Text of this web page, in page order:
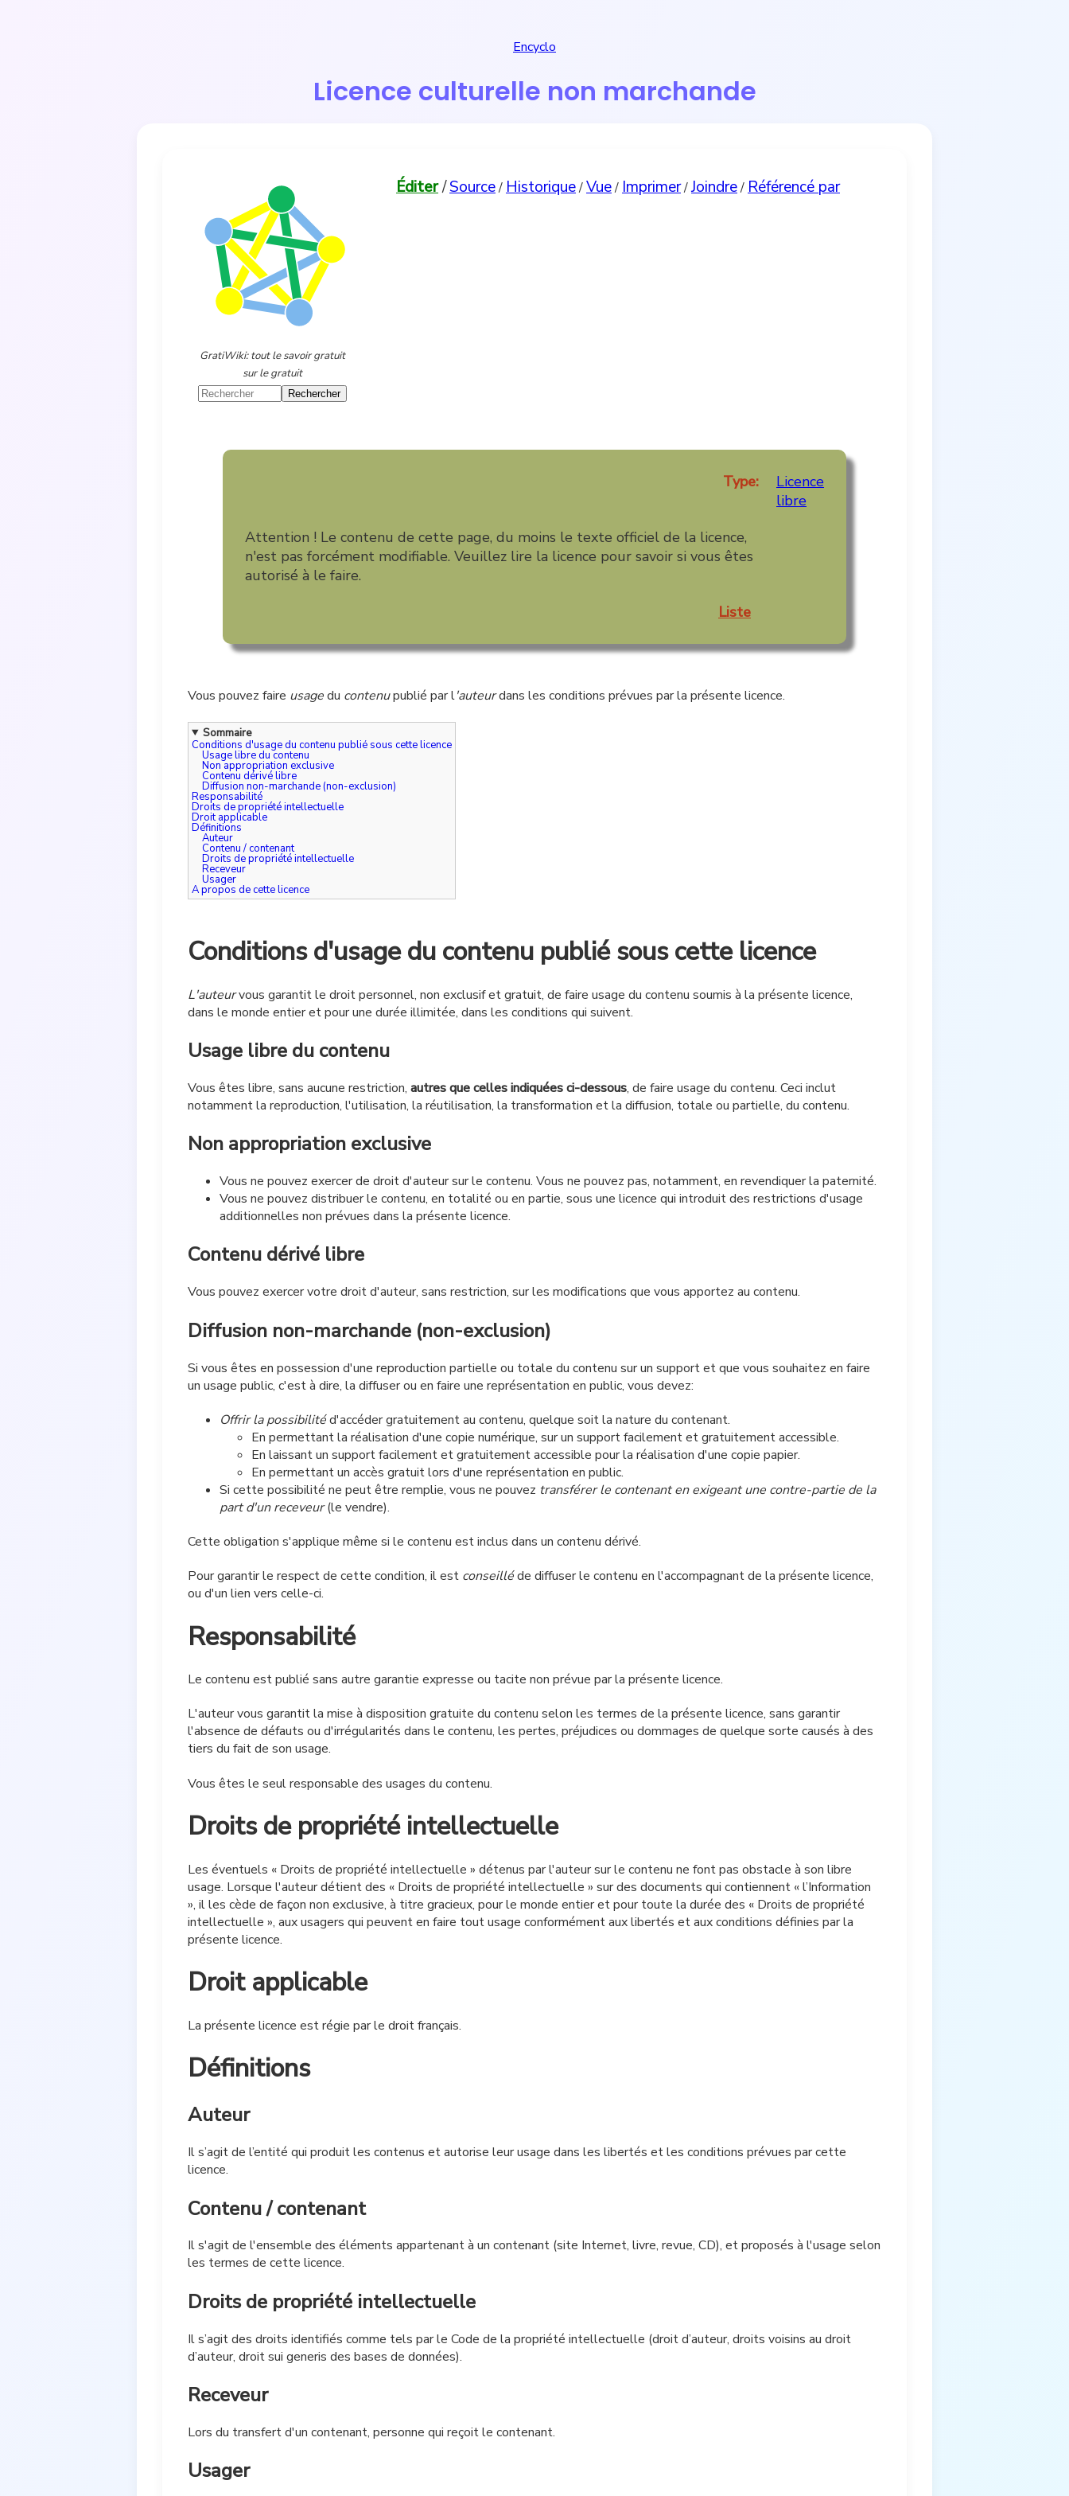
Encyclo
Licence culturelle non marchande
GratiWiki: tout le savoir gratuit
sur le gratuit
Éditer/Source/Historique/Vue/Imprimer/Joindre/Référencé par
Type:
Licence
libre
Attention ! Le contenu de cette page, du moins le texte officiel de la licence,
n'est pas forcément modifiable. Veuillez lire la licence pour savoir si vous êtes
autorisé à le faire.
Liste
Vous pouvez faire usagedu contenupublié par l'auteurdans les conditions prévues par la présente licence.
Sommaire
Conditions d'usage du contenu publié sous cette licence
Usage libre du contenu
Non appropriation exclusive
Contenu dérivé libre
Diffusion non-marchande (non-exclusion)
Responsabilité
Droits de propriété intellectuelle
Droit applicable
Définitions
Auteur
Contenu / contenant
Droits de propriété intellectuelle
Receveur
Usager
A propos de cette licence
Conditions d'usage du contenu publié sous cette licence
L'auteurvous garantit le droit personnel, non exclusif et gratuit, de faire usage du contenu soumis à la présente licence,
dans le monde entier et pour une durée illimitée, dans les conditions qui suivent.
Usage libre du contenu
Vous êtes libre, sans aucune restriction, autres que celles indiquées ci-dessous, de faire usage du contenu. Ceci inclut
notamment la reproduction, l'utilisation, la réutilisation, la transformation et la diffusion, totale ou partielle, du contenu.
Non appropriation exclusive
Vous ne pouvez exercer de droit d'auteur sur le contenu. Vous ne pouvez pas, notamment, en revendiquer la paternité.
Vous ne pouvez distribuer le contenu, en totalité ou en partie, sous une licence qui introduit des restrictions d'usage
additionnelles non prévues dans la présente licence.
Contenu dérivé libre
Vous pouvez exercer votre droit d'auteur, sans restriction, sur les modifications que vous apportez au contenu.
Diffusion non-marchande (non-exclusion)
Si vous êtes en possession d'une reproduction partielle ou totale du contenu sur un support et que vous souhaitez en faire
un usage public, c'est à dire, la diffuser ou en faire une représentation en public, vous devez:
Offrir la possibilitéd'accéder gratuitement au contenu, quelque soit la nature du contenant.
En permettant la réalisation d'une copie numérique, sur un support facilement et gratuitement accessible.
En laissant un support facilement et gratuitement accessible pour la réalisation d'une copie papier.
En permettant un accès gratuit lors d'une représentation en public.
Si cette possibilité ne peut être remplie, vous ne pouvez transférer le contenant en exigeant une contre-partie de la
part d'un receveur(le vendre).
Cette obligation s'applique même si le contenu est inclus dans un contenu dérivé.
Pour garantir le respect de cette condition, il est conseilléde diffuser le contenu en l'accompagnant de la présente licence,
ou d'un lien vers celle-ci.
Responsabilité
Le contenu est publié sans autre garantie expresse ou tacite non prévue par la présente licence.
L'auteur vous garantit la mise à disposition gratuite du contenu selon les termes de la présente licence, sans garantir
l'absence de défauts ou d'irrégularités dans le contenu, les pertes, préjudices ou dommages de quelque sorte causés à des
tiers du fait de son usage.
Vous êtes le seul responsable des usages du contenu.
Droits de propriété intellectuelle
Les éventuels « Droits de propriété intellectuelle » détenus par l'auteur sur le contenu ne font pas obstacle à son libre
usage. Lorsque l'auteur détient des « Droits de propriété intellectuelle » sur des documents qui contiennent « l’Information
», il les cède de façon non exclusive, à titre gracieux, pour le monde entier et pour toute la durée des « Droits de propriété
intellectuelle », aux usagers qui peuvent en faire tout usage conformément aux libertés et aux conditions définies par la
présente licence.
Droit applicable
La présente licence est régie par le droit français.
Définitions
Auteur
Il s’agit de l’entité qui produit les contenus et autorise leur usage dans les libertés et les conditions prévues par cette
licence.
Contenu / contenant
Il s'agit de l'ensemble des éléments appartenant à un contenant (site Internet, livre, revue, CD), et proposés à l'usage selon
les termes de cette licence.
Droits de propriété intellectuelle
Il s’agit des droits identifiés comme tels par le Code de la propriété intellectuelle (droit d’auteur, droits voisins au droit
d’auteur, droit sui generis des bases de données).
Receveur
Lors du transfert d'un contenant, personne qui reçoit le contenant.
Usager